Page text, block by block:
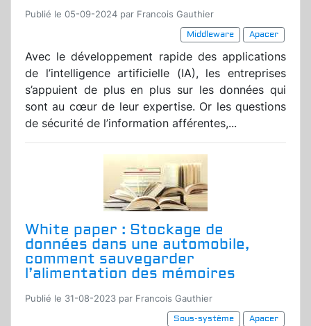
Publié le 05-09-2024 par Francois Gauthier
Middleware
Apacer
Avec le développement rapide des applications
de l’intelligence artificielle (IA), les entreprises
s’appuient de plus en plus sur les données qui
sont au cœur de leur expertise. Or les questions
de sécurité de l’information afférentes,...
White paper : Stockage de
données dans une automobile,
comment sauvegarder
l’alimentation des mémoires
Publié le 31-08-2023 par Francois Gauthier
Sous-système
Apacer